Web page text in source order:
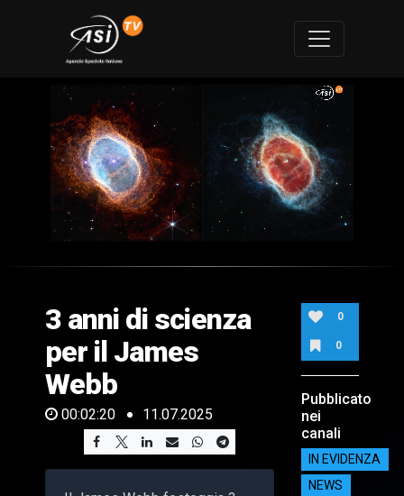
of
20
seconds
3 anni di scienza
per il James
Webb
00:02:20 11.07.2025
0
0
Pubblicato
nei
canali
IN EVIDENZA
NEWS